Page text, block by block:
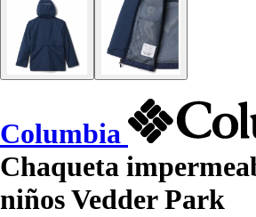
Columbia
Chaqueta
niños Vedder Park